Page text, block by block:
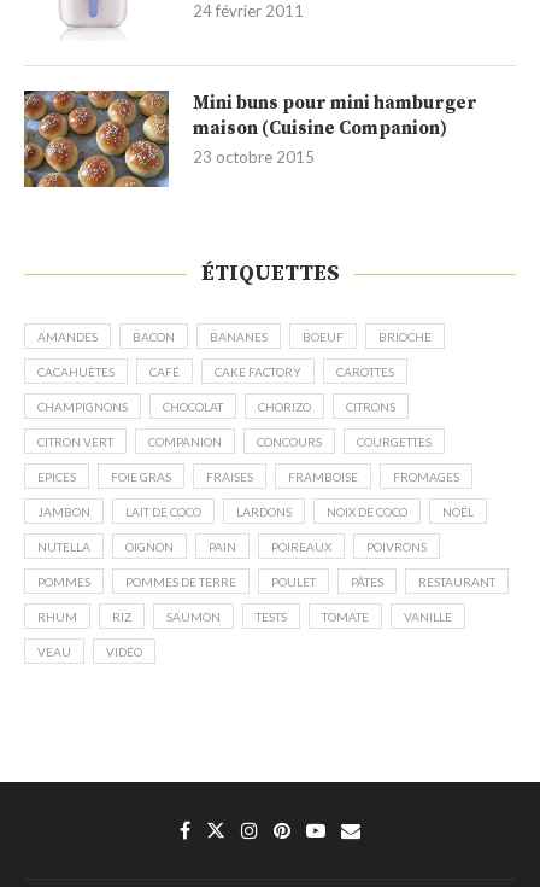
24 février 2011
Mini buns pour mini hamburger
maison (Cuisine Companion)
23 octobre 2015
ÉTIQUETTES
AMANDES BACON BANANES BOEUF BRIOCHE
CACAHUÈTES CAFÉ CAKE FACTORY CAROTTES
CHAMPIGNONS CHOCOLAT CHORIZO CITRONS
CITRON VERT COMPANION CONCOURS COURGETTES
EPICES FOIE GRAS FRAISES FRAMBOISE FROMAGES
JAMBON LAIT DE COCO LARDONS NOIX DE COCO NOËL
NUTELLA OIGNON PAIN POIREAUX POIVRONS
POMMES POMMES DE TERRE POULET PÂTES RESTAURANT
RHUM RIZ SAUMON TESTS TOMATE VANILLE
VEAU VIDÉO